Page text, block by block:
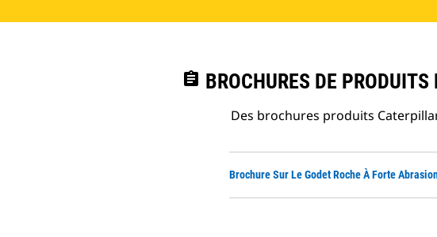
assignment BROCHURES DE
Des brochures produits
Brochure Sur Le Godet Roche À Forte